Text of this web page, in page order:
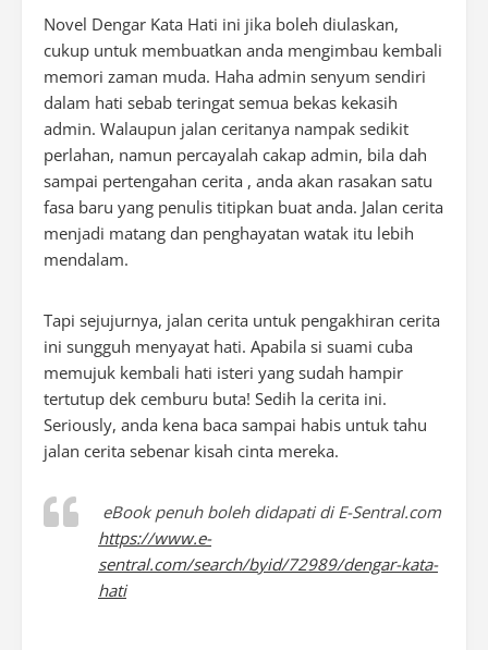
Novel Dengar Kata Hati ini jika boleh diulaskan,
cukup untuk membuatkan anda mengimbau kembali
memori zaman muda. Haha admin senyum sendiri
dalam hati sebab teringat semua bekas kekasih
admin. Walaupun jalan ceritanya nampak sedikit
perlahan, namun percayalah cakap admin, bila dah
sampai pertengahan cerita , anda akan rasakan satu
fasa baru yang penulis titipkan buat anda. Jalan cerita
menjadi matang dan penghayatan watak itu lebih
mendalam.
Tapi sejujurnya, jalan cerita untuk pengakhiran cerita
ini sungguh menyayat hati. Apabila si suami cuba
memujuk kembali hati isteri yang sudah hampir
tertutup dek cemburu buta! Sedih la cerita ini.
Seriously, anda kena baca sampai habis untuk tahu
jalan cerita sebenar kisah cinta mereka.
eBook penuh boleh didapati di E-Sentral.com
https://www.e-
sentral.com/search/byid/72989/dengar-kata-
hati